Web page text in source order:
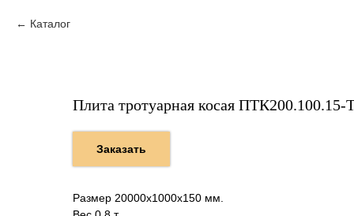
Каталог
Плита тротуарная косая
Заказать
Размер 20000х1000х150 мм.